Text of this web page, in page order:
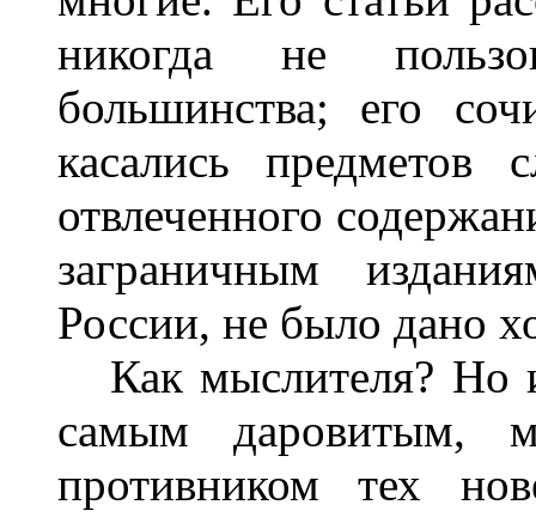
никогда не
большинства; его
касались предметов
отвлеченного
заграничным
России, не было дано
Как мыслителя? Но
самым даровитым,
противником тех